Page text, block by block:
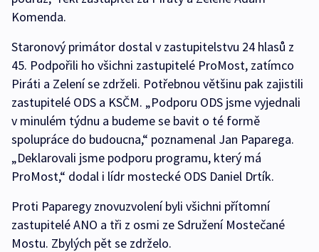
Komenda.
Staronový primátor dostal v zastupitelstvu 24 hlasů z
45. Podpořili ho všichni zastupitelé ProMost, zatímco
Piráti a Zelení se zdrželi. Potřebnou většinu pak zajistili
zastupitelé ODS a KSČM. „Podporu ODS jsme vyjednali
v minulém týdnu a budeme se bavit o té formě
spolupráce do budoucna,“ poznamenal Jan Paparega.
„Deklarovali jsme podporu programu, který má
ProMost,“ dodal i lídr mostecké ODS Daniel Drtík.
Proti Paparegy znovuzvolení byli všichni přítomní
zastupitelé ANO a tři z osmi ze Sdružení Mostečané
Mostu. Zbylých pět se zdrželo.